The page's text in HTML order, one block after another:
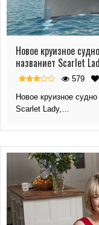
Новое круизное
названиет Scarlet
579
Новое круизное
Scarlet Lady,…